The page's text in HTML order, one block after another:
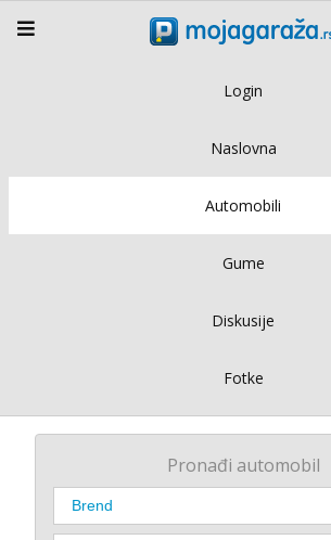
Login
Naslovna
Automobili
Gume
Diskusije
Fotke
Pronađi automobil